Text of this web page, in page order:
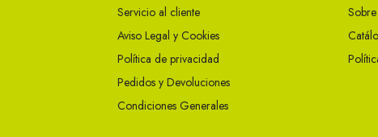
Servicio al cliente
Aviso Legal y Cookies
Política de privacidad
Pedidos y Devoluciones
Condiciones Generales